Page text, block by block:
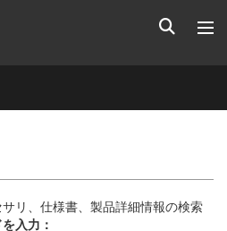
リ、仕様書、製品詳細情報の検索
入力：